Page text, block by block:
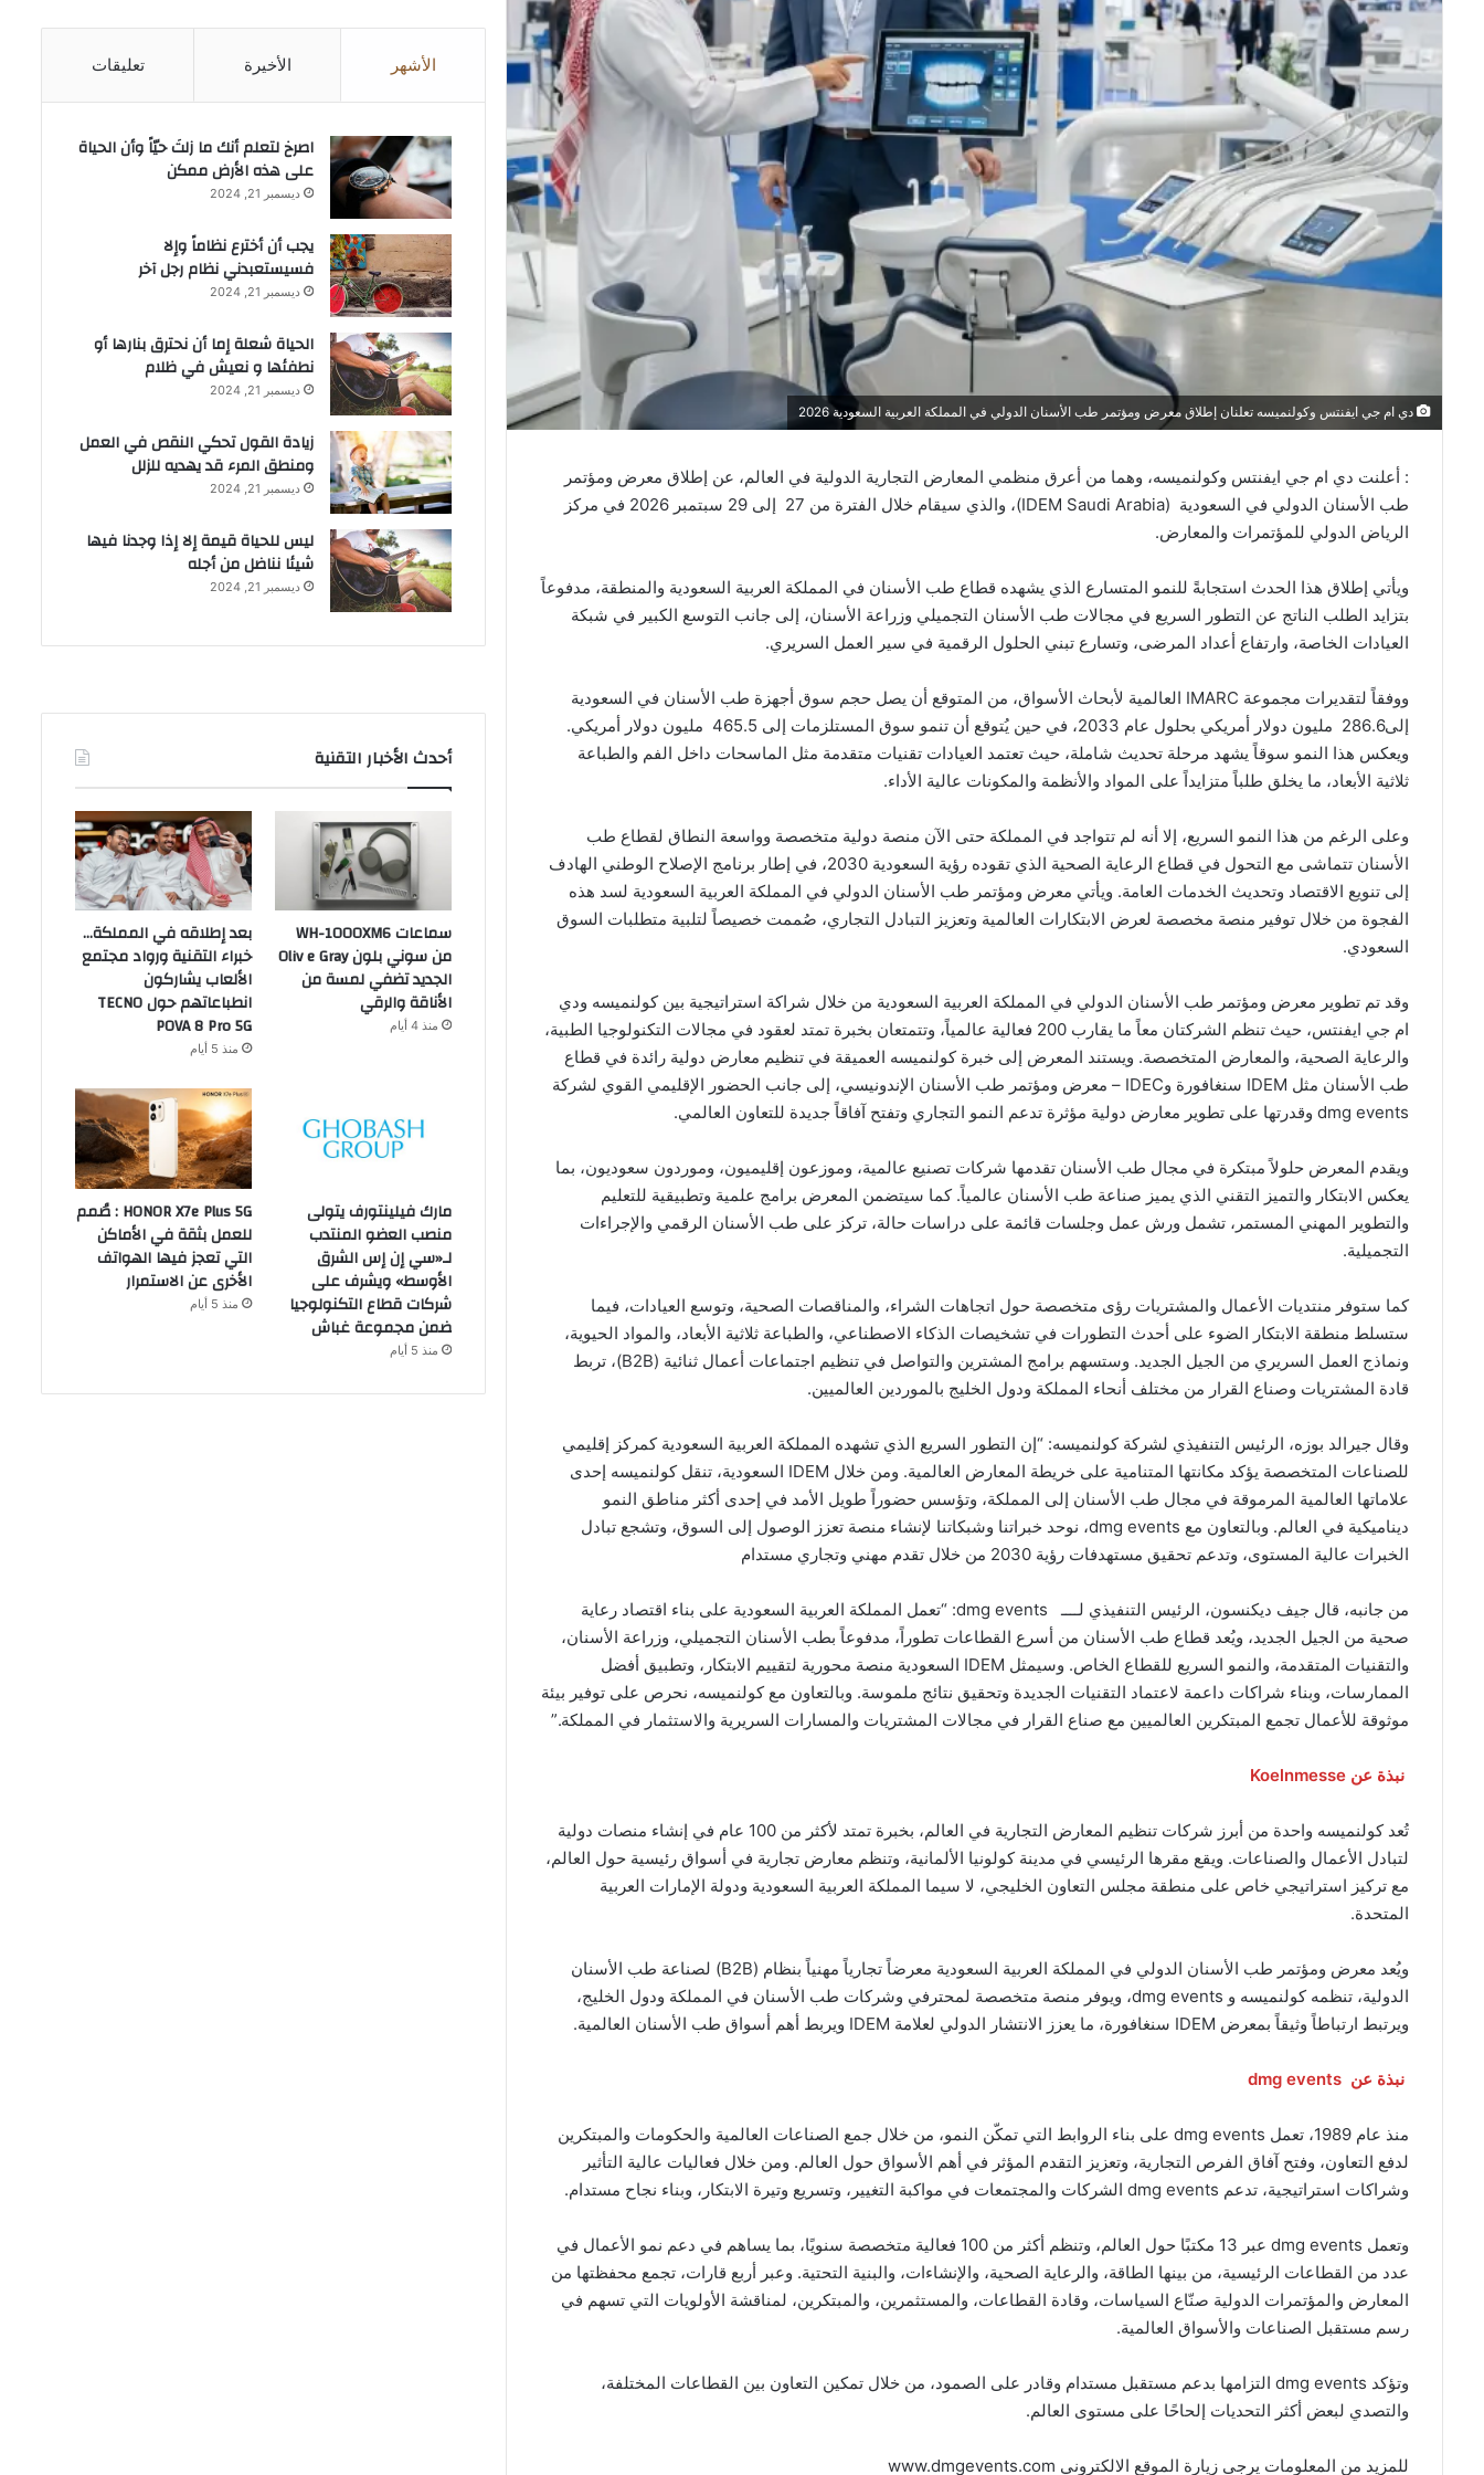
دي ام جي ايفنتس وكولنميسه تعلنان إطلاق معرض ومؤتمر طب الأسنان الدولي في المملكة العربية السعودية 2026
: أعلنت دي ام جي ايفنتس وكولنميسه، وهما من أعرق منظمي المعارض التجارية الدولية في العالم، عن إطلاق معرض ومؤتمر
طب الأسنان الدولي في السعودية (IDEM Saudi Arabia)، والذي سيقام خلال الفترة من 27 إلى 29 سبتمبر 2026 في مركز
الرياض الدولي للمؤتمرات والمعارض.
ويأتي إطلاق هذا الحدث استجابةً للنمو المتسارع الذي يشهده قطاع طب الأسنان في المملكة العربية السعودية والمنطقة، مدفوعاً
بتزايد الطلب الناتج عن التطور السريع في مجالات طب الأسنان التجميلي وزراعة الأسنان، إلى جانب التوسع الكبير في شبكة
العيادات الخاصة، وارتفاع أعداد المرضى، وتسارع تبني الحلول الرقمية في سير العمل السريري.
ووفقاً لتقديرات مجموعة IMARC العالمية لأبحاث الأسواق، من المتوقع أن يصل حجم سوق أجهزة طب الأسنان في السعودية
إلى286.6 مليون دولار أمريكي بحلول عام 2033، في حين يُتوقع أن تنمو سوق المستلزمات إلى 465.5 مليون دولار أمريكي.
ويعكس هذا النمو سوقاً يشهد مرحلة تحديث شاملة، حيث تعتمد العيادات تقنيات متقدمة مثل الماسحات داخل الفم والطباعة
ثلاثية الأبعاد، ما يخلق طلباً متزايداً على المواد والأنظمة والمكونات عالية الأداء.
وعلى الرغم من هذا النمو السريع، إلا أنه لم تتواجد في المملكة حتى الآن منصة دولية متخصصة وواسعة النطاق لقطاع طب
الأسنان تتماشى مع التحول في قطاع الرعاية الصحية الذي تقوده رؤية السعودية 2030، في إطار برنامج الإصلاح الوطني الهادف
إلى تنويع الاقتصاد وتحديث الخدمات العامة. ويأتي معرض ومؤتمر طب الأسنان الدولي في المملكة العربية السعودية لسد هذه
الفجوة من خلال توفير منصة مخصصة لعرض الابتكارات العالمية وتعزيز التبادل التجاري، صُممت خصيصاً لتلبية متطلبات السوق
السعودي.
وقد تم تطوير معرض ومؤتمر طب الأسنان الدولي في المملكة العربية السعودية من خلال شراكة استراتيجية بين كولنميسه ودي
ام جي ايفنتس، حيث تنظم الشركتان معاً ما يقارب 200 فعالية عالمياً، وتتمتعان بخبرة تمتد لعقود في مجالات التكنولوجيا الطبية،
والرعاية الصحية، والمعارض المتخصصة. ويستند المعرض إلى خبرة كولنميسه العميقة في تنظيم معارض دولية رائدة في قطاع
طب الأسنان مثل IDEM سنغافورة وIDEC – معرض ومؤتمر طب الأسنان الإندونيسي، إلى جانب الحضور الإقليمي القوي لشركة
dmg events وقدرتها على تطوير معارض دولية مؤثرة تدعم النمو التجاري وتفتح آفاقاً جديدة للتعاون العالمي.
ويقدم المعرض حلولاً مبتكرة في مجال طب الأسنان تقدمها شركات تصنيع عالمية، وموزعون إقليميون، وموردون سعوديون، بما
يعكس الابتكار والتميز التقني الذي يميز صناعة طب الأسنان عالمياً. كما سيتضمن المعرض برامج علمية وتطبيقية للتعليم
والتطوير المهني المستمر، تشمل ورش عمل وجلسات قائمة على دراسات حالة، تركز على طب الأسنان الرقمي والإجراءات
التجميلية.
كما ستوفر منتديات الأعمال والمشتريات رؤى متخصصة حول اتجاهات الشراء، والمناقصات الصحية، وتوسع العيادات، فيما
ستسلط منطقة الابتكار الضوء على أحدث التطورات في تشخيصات الذكاء الاصطناعي، والطباعة ثلاثية الأبعاد، والمواد الحيوية،
ونماذج العمل السريري من الجيل الجديد. وستسهم برامج المشترين والتواصل في تنظيم اجتماعات أعمال ثنائية (B2B)، تربط
قادة المشتريات وصناع القرار من مختلف أنحاء المملكة ودول الخليج بالموردين العالميين.
وقال جيرالد بوزه، الرئيس التنفيذي لشركة كولنميسه: “إن التطور السريع الذي تشهده المملكة العربية السعودية كمركز إقليمي
للصناعات المتخصصة يؤكد مكانتها المتنامية على خريطة المعارض العالمية. ومن خلال IDEM السعودية، تنقل كولنميسه إحدى
علاماتها العالمية المرموقة في مجال طب الأسنان إلى المملكة، وتؤسس حضوراً طويل الأمد في إحدى أكثر مناطق النمو
ديناميكية في العالم. وبالتعاون مع dmg events، نوحد خبراتنا وشبكاتنا لإنشاء منصة تعزز الوصول إلى السوق، وتشجع تبادل
الخبرات عالية المستوى، وتدعم تحقيق مستهدفات رؤية 2030 من خلال تقدم مهني وتجاري مستدام
من جانبه، قال جيف ديكنسون، الرئيس التنفيذي لــــ dmg events: “تعمل المملكة العربية السعودية على بناء اقتصاد رعاية
صحية من الجيل الجديد، ويُعد قطاع طب الأسنان من أسرع القطاعات تطوراً، مدفوعاً بطب الأسنان التجميلي، وزراعة الأسنان،
والتقنيات المتقدمة، والنمو السريع للقطاع الخاص. وسيمثل IDEM السعودية منصة محورية لتقييم الابتكار، وتطبيق أفضل
الممارسات، وبناء شراكات داعمة لاعتماد التقنيات الجديدة وتحقيق نتائج ملموسة. وبالتعاون مع كولنميسه، نحرص على توفير بيئة
موثوقة للأعمال تجمع المبتكرين العالميين مع صناع القرار في مجالات المشتريات والمسارات السريرية والاستثمار في المملكة.”
نبذة عن Koelnmesse
تُعد كولنميسه واحدة من أبرز شركات تنظيم المعارض التجارية في العالم، بخبرة تمتد لأكثر من 100 عام في إنشاء منصات دولية
لتبادل الأعمال والصناعات. ويقع مقرها الرئيسي في مدينة كولونيا الألمانية، وتنظم معارض تجارية في أسواق رئيسية حول العالم،
مع تركيز استراتيجي خاص على منطقة مجلس التعاون الخليجي، لا سيما المملكة العربية السعودية ودولة الإمارات العربية
المتحدة.
ويُعد معرض ومؤتمر طب الأسنان الدولي في المملكة العربية السعودية معرضاً تجارياً مهنياً بنظام (B2B) لصناعة طب الأسنان
الدولية، تنظمه كولنميسه و dmg events، ويوفر منصة متخصصة لمحترفي وشركات طب الأسنان في المملكة ودول الخليج،
ويرتبط ارتباطاً وثيقاً بمعرض IDEM سنغافورة، ما يعزز الانتشار الدولي لعلامة IDEM ويربط أهم أسواق طب الأسنان العالمية.
نبذة عن dmg events
منذ عام 1989، تعمل dmg events على بناء الروابط التي تمكّن النمو، من خلال جمع الصناعات العالمية والحكومات والمبتكرين
لدفع التعاون، وفتح آفاق الفرص التجارية، وتعزيز التقدم المؤثر في أهم الأسواق حول العالم. ومن خلال فعاليات عالية التأثير
وشراكات استراتيجية، تدعم dmg events الشركات والمجتمعات في مواكبة التغيير، وتسريع وتيرة الابتكار، وبناء نجاح مستدام.
وتعمل dmg events عبر 13 مكتبًا حول العالم، وتنظم أكثر من 100 فعالية متخصصة سنويًا، بما يساهم في دعم نمو الأعمال في
عدد من القطاعات الرئيسية، من بينها الطاقة، والرعاية الصحية، والإنشاءات، والبنية التحتية. وعبر أربع قارات، تجمع محفظتها من
المعارض والمؤتمرات الدولية صنّاع السياسات، وقادة القطاعات، والمستثمرين، والمبتكرين، لمناقشة الأولويات التي تسهم في
رسم مستقبل الصناعات والأسواق العالمية.
وتؤكد dmg events التزامها بدعم مستقبل مستدام وقادر على الصمود، من خلال تمكين التعاون بين القطاعات المختلفة،
والتصدي لبعض أكثر التحديات إلحاحًا على مستوى العالم.
للمزيد من المعلومات يرجى زيارة الموقع الالكتروني www.dmgevents.com
الأشهر الأخيرة تعليقات
‫اصرخ لتعلم أنك ما زلتَ حيّاً وأن الحياة
على هذه الأرض ممكن
ديسمبر 21, 2024
يجب أن أخترع نظاماً وإلا
فسيستعبدني نظام رجل آخر
ديسمبر 21, 2024
الحياة شعلة إما أن نحترق بنارها أو
نطفئها و نعيش في ظلام
ديسمبر 21, 2024
زيادة القول تحكي النقص في العمل
ومنطق المرء قد يهديه للزلل
ديسمبر 21, 2024
ليس للحياة قيمة إلا إذا وجدنا فيها
شيئا نناضل من أجله
ديسمبر 21, 2024
أحدث الأخبار التقنية
سماعات WH-1000XM6
من سوني بلون Oliv e Gray
الجديد تضفي لمسة من
الأناقة والرقي
منذ 4 أيام
بعد إطلاقه في المملكة…
خبراء التقنية ورواد مجتمع
الألعاب يشاركون
انطباعاتهم حول TECNO
POVA 8 Pro 5G
منذ 5 أيام
مارك فيلينتورف يتولى
منصب العضو المنتدب
لـ«سي إن إس الشرق
الأوسط» ويشرف على
شركات قطاع التكنولوجيا
ضمن مجموعة غباش
منذ 5 أيام
HONOR X7e Plus 5G : صُمم
للعمل بثقة في الأماكن
التي تعجز فيها الهواتف
الأخرى عن الاستمرار
منذ 5 أيام